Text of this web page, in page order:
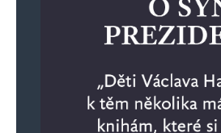
20. 5. 2025 (14:20)
Roberte, vážně byste měl